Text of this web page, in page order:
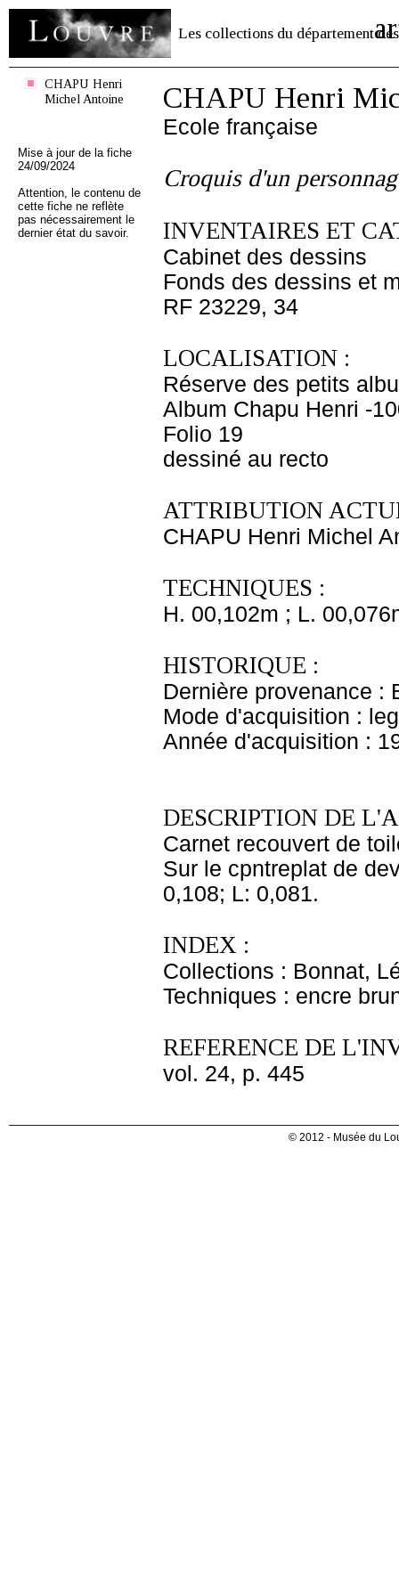
Les collections du département des
CHAPU Henri
Michel Antoine
Mise à jour de la fiche
24/09/2024
Attention, le contenu de
cette fiche ne reflète
pas nécessairement le
dernier état du savoir.
CHAPU Henri
Ecole française
Croquis d'un
INVENTAIRES ET
Cabinet des dessins
Fonds des dessins et
RF 23229, 34
LOCALISATION :
Réserve des petits
Album Chapu Henri -
Folio 19
dessiné au recto
ATTRIBUTION
CHAPU Henri Michel
TECHNIQUES :
H. 00,102m ; L.
HISTORIQUE :
Dernière provenance :
Mode d'acquisition :
Année d'acquisition :
DESCRIPTION DE
Carnet recouvert de
Sur le cpntreplat de
0,108; L: 0,081.
INDEX :
Collections : Bonnat,
Techniques : encre
REFERENCE DE
vol. 24, p. 445
© 2012 - Musée du